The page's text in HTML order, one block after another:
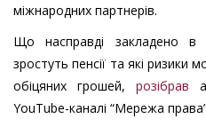
міжнародних партнерів.
Що насправді закладено в
зростуть пенсії та які ризики
обіцяних грошей, розібрав
YouTube-каналі “Мережа